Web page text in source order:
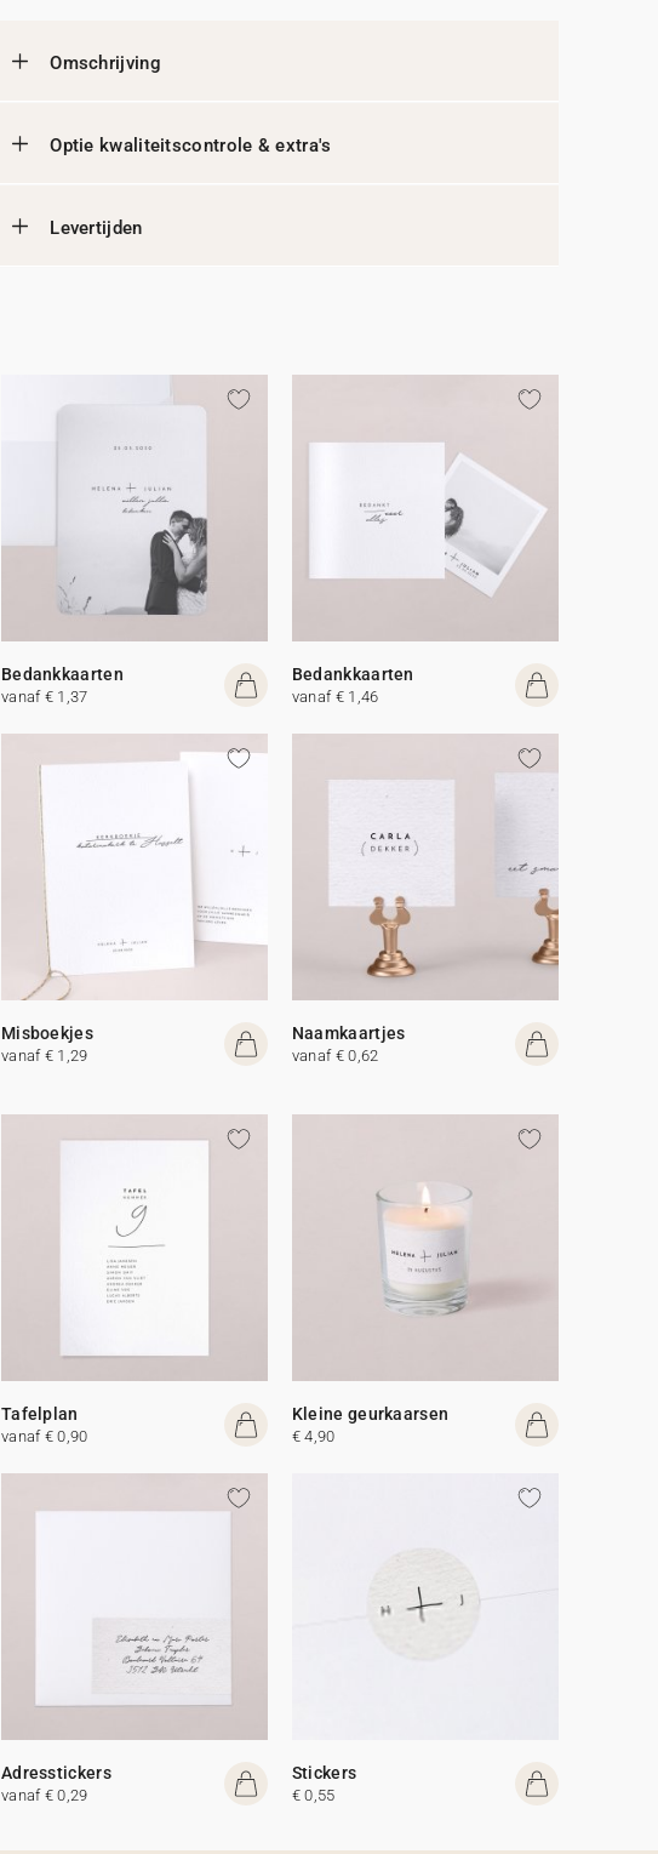
Omschrijving
Optie kwaliteitscontrole & extra's
Levertijden
Bedankkaarten
vanaf € 1,37
Bedankkaarten
vanaf € 1,46
Misboekjes
vanaf € 1,29
Naamkaartjes
vanaf € 0,62
Tafelplan
vanaf € 0,90
Kleine geurkaarsen
€ 4,90
Adresstickers
vanaf € 0,29
Stickers
€ 0,55